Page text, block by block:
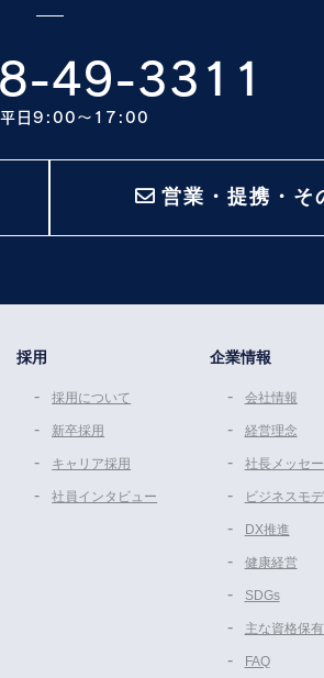
49-3311
日9:00〜17:00
営業・提携・そ
採用
採用について
新卒採用
キャリア採用
社員インタビュー
企業情報
会社情報
経営理念
社長メッセ
ビジネスモ
DX推進
健康経営
SDGs
主な資格保
FAQ